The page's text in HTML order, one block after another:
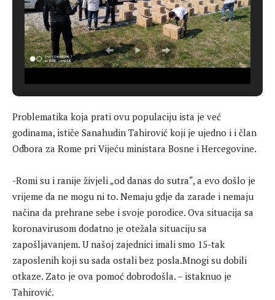
Problematika koja prati ovu populaciju ista je već
godinama, ističe Sanahudin Tahirović koji je ujedno i i član
Odbora za Rome pri Vijeću ministara Bosne i Hercegovine.
-Romi su i ranije živjeli „od danas do sutra“, a evo došlo je
vrijeme da ne mogu ni to. Nemaju gdje da zarade i nemaju
načina da prehrane sebe i svoje porodice. Ova situacija sa
koronavirusom dodatno je otežala situaciju sa
zapošljavanjem. U našoj zajednici imali smo 15-tak
zaposlenih koji su sada ostali bez posla.Mnogi su dobili
otkaze. Zato je ova pomoć dobrodošla. – istaknuo je
Tahirović.